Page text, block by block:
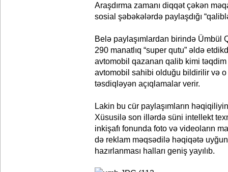
Araşdırma zamanı diqqət çəkən
sosial şəbəkələrdə paylaşdığı
Belə paylaşımlardan birində Ümbül
290 manatlıq “super qutu” əldə
avtomobil qazanan qalib kimi
avtomobil sahibi olduğu bildirilir və o
təsdiqləyən açıqlamalar verir.
Lakin bu cür paylaşımların
Xüsusilə son illərdə süni intellekt
inkişafı fonunda foto və videoların
də reklam məqsədilə həqiqətə
hazırlanması halları geniş yayılıb.